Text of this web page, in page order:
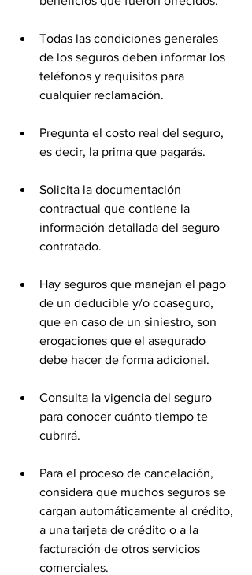
Todas las condiciones generales
de los seguros deben informar los
teléfonos y requisitos para
cualquier reclamación.
Pregunta el costo real del seguro,
es decir, la prima que pagarás.
Solicita la documentación
contractual que contiene la
información detallada del seguro
contratado.
Hay seguros que manejan el pago
de un deducible y/o coaseguro,
que en caso de un siniestro, son
erogaciones que el asegurado
debe hacer de forma adicional.
Consulta la vigencia del seguro
para conocer cuánto tiempo te
cubrirá.
Para el proceso de cancelación,
considera que muchos seguros se
cargan automáticamente al crédito,
a una tarjeta de crédito o a la
facturación de otros servicios
comerciales.